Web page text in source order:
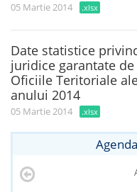
05 Martie 2014 .xlsx
Date statistice
juridice garantate
Oficiile Teritoriale
anului 2014
05 Martie 2014 .xlsx